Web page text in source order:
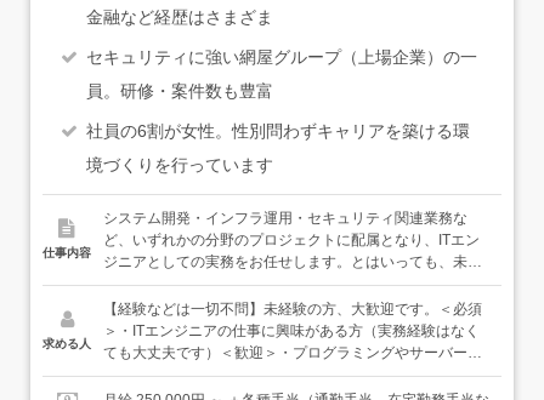
金融など経歴はさまざま
セキュリティに強い網屋グループ（上場企業）の一
員。研修・案件数も豊富
社員の6割が女性。性別問わずキャリアを築ける環
境づくりを行っています
仕事内容
システム開発・インフラ運用・セキュリティ関連業務な
ど、いずれかの分野のプロジェクトに配属となり、ITエン
ジニアとしての実務をお任せします。とはいっても、未経
験の方は、まずは研修も兼ねて知識不問で始められる業務
から入り、少しずつステップアップしていける環境です。
◆ステップ1：まずはサポート業務からスタート◆・PC設
定やアカウント管理のサポート・システム運用に必要なデ
の問い合わせ一次対応など◆ステップ2：興味や適性に応
求める人
【経験などは一切不問】未経験の方、大歓迎です。＜必須
＞・ITエンジニアの仕事に興味がある方（実務経験はなく
ても大丈夫です）＜歓迎＞・プログラミングやサーバーな
どについて、学んだことがある方・ITエンジニアとしての
実務経験がある方（経験に応じて優遇いたします）★親会